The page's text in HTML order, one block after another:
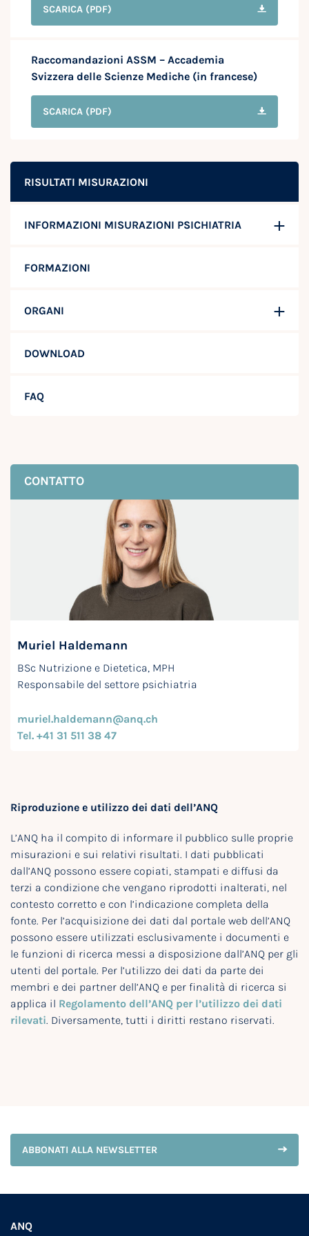
RISULTATI MISURAZIONI
INFORMAZIONI MISURAZIONI PSICHIATRIA
FORMAZIONI
ORGANI
DOWNLOAD
FAQ
CONTATTO
Muriel Haldemann
BSc Nutrizione e Dietetica, MPH
Responsabile del settore psichiatria
muriel.haldemann@anq.ch
Tel. +41 31 511 38 47
Riproduzione e utilizzo dei dati dell’ANQ
L’ANQ ha il compito di informare il pubblico sulle proprie
misurazioni e sui relativi risultati. I dati pubblicati
dall’ANQ possono essere copiati, stampati e diffusi da
terzi a condizione che vengano riprodotti inalterati, nel
contesto corretto e con l’indicazione completa della
fonte. Per l’acquisizione dei dati dal portale web dell’ANQ
possono essere utilizzati esclusivamente i documenti e
le funzioni di ricerca messi a disposizione dall’ANQ per gli
utenti del portale. Per l’utilizzo dei dati da parte dei
membri e dei partner dell’ANQ e per finalità di ricerca si
applica il Regolamento dell’ANQ per l’utilizzo dei dati
rilevati. Diversamente, tutti i diritti restano riservati.
SCARICA (PDF)
Raccomandazioni ASSM – Accademia
Svizzera delle Scienze Mediche (in francese)
SCARICA (PDF)
ABBONATI ALLA NEWSLETTER
ANQ